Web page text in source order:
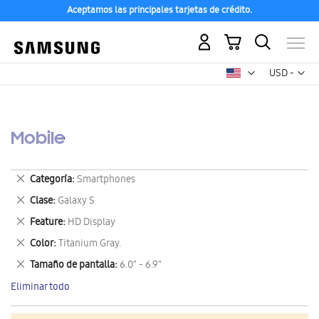
Aceptamos las principales tarjetas de crédito.
USD -
dólar
Mi carrito
Mobile
Categoría Smartphones
Eliminar
este
artículo
Clase Galaxy S
Eliminar
este
artículo
Feature HD Display
Eliminar
este
artículo
Color Titanium Gray.
Eliminar
este
artículo
Tamaño de pantalla 6.0" - 6.9"
Eliminar
este
artículo
Eliminar todo